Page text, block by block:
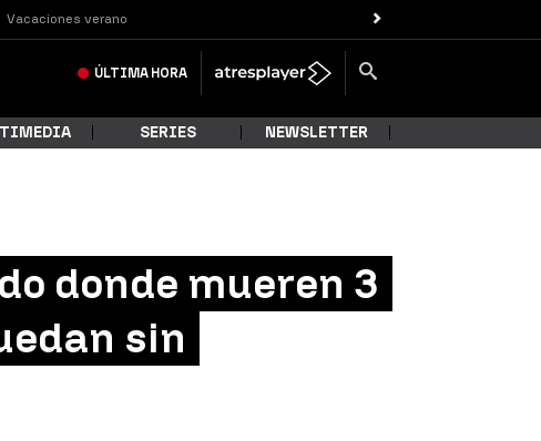
Vacaciones verano
ÚLTIMA HORA
SERIES NEWSLETTER
donde mueren 3
sin